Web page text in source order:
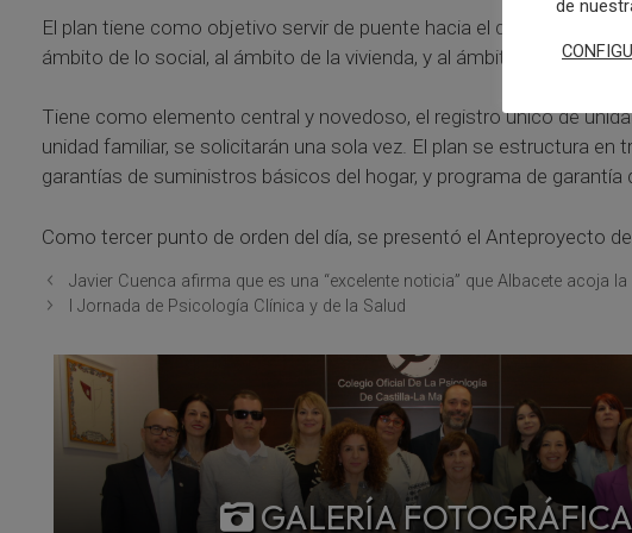
El plan tiene como objetivo servir de puente hacia el desarrollo de
ámbito de lo social, al ámbito de la vivienda, y al ámbito laboral.
Tiene como elemento central y novedoso, el registro único de
unidad familiar, se solicitarán una sola vez. El plan se estructura
garantías de suministros básicos del hogar, y programa de
Como tercer punto de orden del día, se presentó el Anteproyecto
Javier Cuenca afirma que es una “excelente noticia” que Albacete acoja
I Jornada de Psicología Clínica y de la Salud
GALERÍA FOTOGRÁFICA
de